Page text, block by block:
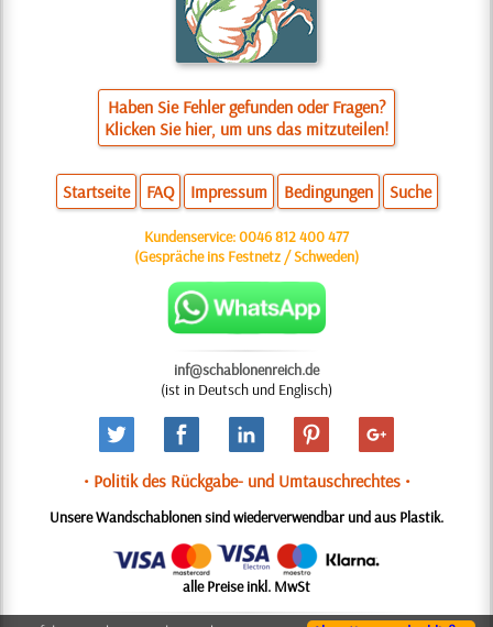
Haben Sie Fehler gefunden oder Fragen?
Klicken Sie hier, um uns das mitzuteilen!
Startseite FAQ Impressum Bedingungen Suche
Kundenservice:0046 812 400 477
(Gespräche ins Festnetz / Schweden)
inf@schablonenreich.de
(ist in Deutsch und Englisch)
• Politik des Rückgabe- und Umtauschrechtes •
Unsere Wandschablonen sind wiederverwendbar und aus Plastik.
alle Preise inkl. MwSt